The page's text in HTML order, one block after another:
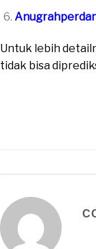
Untuk lebih
tidak bisa